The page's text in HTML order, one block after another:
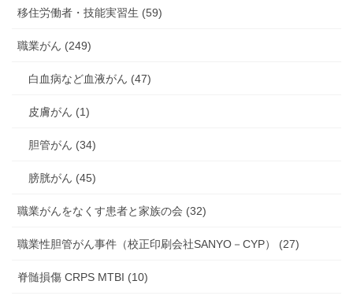
移住労働者・技能実習生 (59)
職業がん (249)
白血病など血液がん (47)
皮膚がん (1)
胆管がん (34)
膀胱がん (45)
職業がんをなくす患者と家族の会 (32)
職業性胆管がん事件（校正印刷会社SANYO－CYP） (27)
脊髄損傷 CRPS MTBI (10)